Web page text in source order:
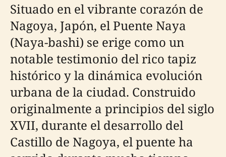
Situado en el vibrante corazón de
Nagoya, Japón, el Puente Naya
(Naya-bashi) se erige como un
notable testimonio del rico tapiz
histórico y la dinámica evolución
urbana de la ciudad. Construido
originalmente a principios del siglo
XVII, durante el desarrollo del
Castillo de Nagoya, el puente ha